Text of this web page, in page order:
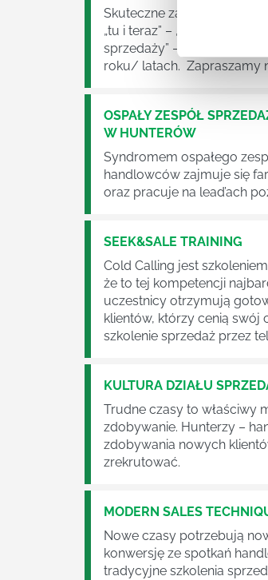
Skuteczne zarządzanie
„tu i teraz” – „dowozimy”
sprzedaży” – jak
roku/ latach. Zapraszamy
OSPAŁY ZESPÓŁ
W HUNTERÓW
Syndromem ospałego
handlowców zajmuje się
oraz pracuje na lead’ach
SEEK&SALE TRAINING
Cold Calling jest
że to tej kompetencji
uczestnicy otrzymują
klientów, którzy cenią swój
szkolenie sprzedaż przez
KULTURA DZIAŁU
Trudne czasy to właściwy
zdobywanie. Hunterzy –
zdobywania nowych
zrekrutować.
MODERN SALES
Nowe czasy potrzebują
konwersję ze spotkań
tradycyjne szkolenia